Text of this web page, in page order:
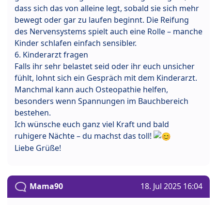
dass sich das von alleine legt, sobald sie sich mehr
bewegt oder gar zu laufen beginnt. Die Reifung
des Nervensystems spielt auch eine Rolle – manche
Kinder schlafen einfach sensibler.
6. Kinderarzt fragen
Falls ihr sehr belastet seid oder ihr euch unsicher
fühlt, lohnt sich ein Gespräch mit dem Kinderarzt.
Manchmal kann auch Osteopathie helfen,
besonders wenn Spannungen im Bauchbereich
bestehen.
Ich wünsche euch ganz viel Kraft und bald
ruhigere Nächte – du machst das toll!
Liebe Grüße!
Mama90 18. Jul 2025 16:04